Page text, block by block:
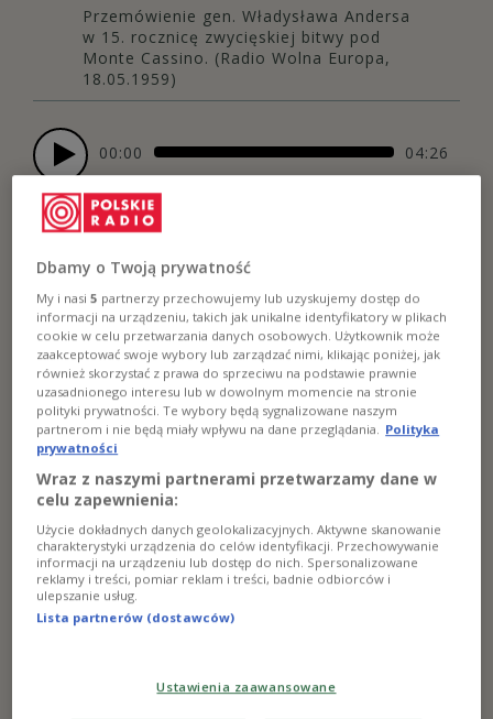
Przemówienie gen. Władysława Andersa
w 15. rocznicę zwycięskiej bitwy pod
Monte Cassino. (Radio Wolna Europa,
18.05.1959)
00:00 04:26
ARMIA ANDERSA TO
WIELKI POLSKI MIT
Była regularną formacją wojskową,
gromadzącą w roku 1941-1942
obywateli II RP represjonowanych w
cywilów. Wydobyci z łagrów, więzień,
posiołków zesłańczych, nie tylko
odzyskali wolność i identyfikację
polską, ale też zdołali opuścić ZSRR,
ruszając w szlak bojowy – z apogeum w
bitwie pod włoskim Monte Cassino.
Dbamy o Twoją prywatność
My i nasi5 partnerzy przechowujemy lub uzyskujemy dostęp do
informacji na urządzeniu, takich jak unikalne identyfikatory w plikach
cookie w celu przetwarzania danych osobowych. Użytkownik może
zaakceptować swoje wybory lub zarządzać nimi, klikając poniżej, jak
również skorzystać z prawa do sprzeciwu na podstawie prawnie
uzasadnionego interesu lub w dowolnym momencie na stronie
polityki prywatności. Te wybory będą sygnalizowane naszym
partnerom i nie będą miały wpływu na dane przeglądania.
Polityka
prywatności
Wraz z naszymi partnerami przetwarzamy dane w
celu zapewnienia:
Użycie dokładnych danych geolokalizacyjnych. Aktywne skanowanie
charakterystyki urządzenia do celów identyfikacji. Przechowywanie
informacji na urządzeniu lub dostęp do nich. Spersonalizowane
reklamy i treści, pomiar reklam i treści, badnie odbiorców i
ulepszanie usług.
Lista partnerów (dostawców)
Ustawienia zaawansowane